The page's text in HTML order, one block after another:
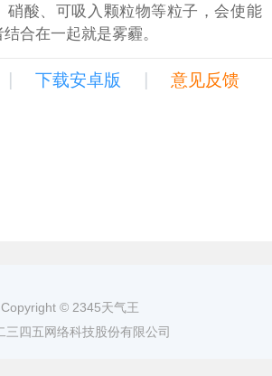
硝酸、可吸入颗粒物等粒子，会使能
合在一起就是雾霾。
| 下载安卓版 | 意见反馈
Copyright © 2345天气王
三四五网络科技股份有限公司